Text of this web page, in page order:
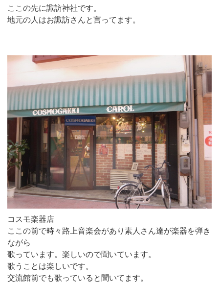
ここの先に諏訪神社です。
地元の人はお諏訪さんと言ってます。
コスモ楽器店
ここの前で時々路上音楽会があり素人さん達が楽器を弾き
ながら
歌っています。楽しいので聞いています。
歌うことは楽しいです。
交流館前でも歌っていると聞いてます。